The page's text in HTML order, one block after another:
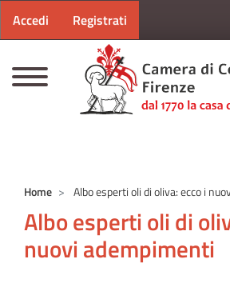
Menu profilo utente
Accedi Registrati
Home Albo esperti oli di oliva: ecco i
Albo esperti oli di
nuovi adempimenti